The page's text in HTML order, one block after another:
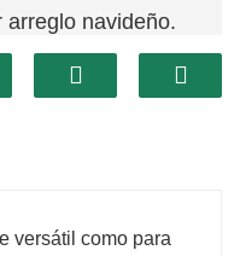
arreglo navideño.
ideal para
pequeños o como
versátil como para